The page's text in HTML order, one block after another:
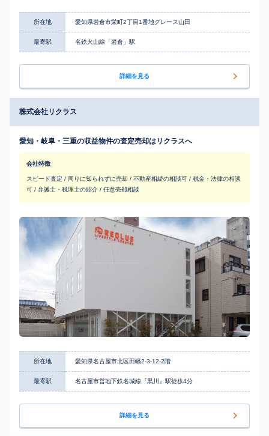
所在地 愛知県岩倉市栄町2丁目1番地グレース山田
最寄駅 名鉄犬山線「岩倉」駅
詳細を見る
株式会社リクラス
愛知・岐阜・三重の収益物件の査定売却はリクラスへ
会社特徴
スピード査定 / 周りに知られずに売却 / 不動産相続の相談可 / 税金・法律の相談
可 / 弁護士・税理士の紹介 / 任意売却相談
所在地 愛知県名古屋市北区田幡2-3-12-2階
最寄駅 名古屋市営地下鉄名城線『黒川』駅徒歩4分
詳細を見る